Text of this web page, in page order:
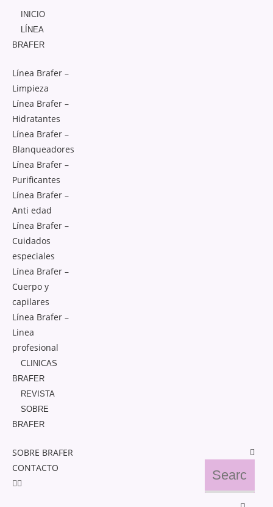
INICIO
LÍNEA
BRAFER
Línea Brafer –
Limpieza
Línea Brafer –
Hidratantes
Línea Brafer –
Blanqueadores
Línea Brafer –
Purificantes
Línea Brafer –
Anti edad
Línea Brafer –
Cuidados
especiales
Línea Brafer –
Cuerpo y
capilares
Línea Brafer –
Linea
profesional
CLINICAS
BRAFER
REVISTA
SOBRE
BRAFER
SOBRE BRAFER
CONTACTO